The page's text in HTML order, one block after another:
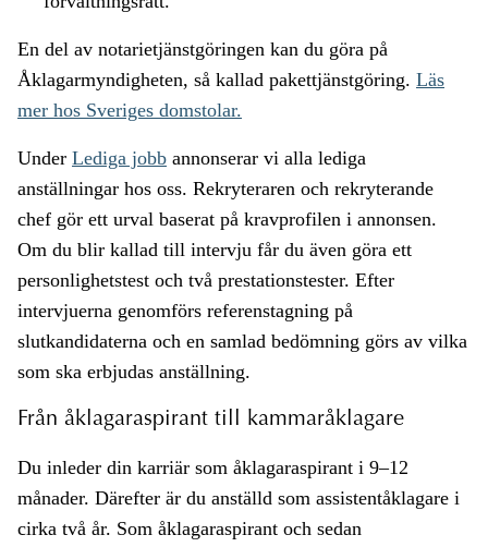
En del av notarietjänstgöringen kan du göra på
Åklagarmyndigheten, så kallad pakettjänstgöring. Läs
mer hos Sveriges domstolar.
Under Lediga jobb annonserar vi alla lediga
anställningar hos oss. Rekryteraren och rekryterande
chef gör ett urval baserat på kravprofilen i annonsen.
Om du blir kallad till intervju får du även göra ett
personlighetstest och två prestationstester. Efter
intervjuerna genomförs referenstagning på
slutkandidaterna och en samlad bedömning görs av vilka
som ska erbjudas anställning.
Från åklagaraspirant till kammaråklagare
Du inleder din karriär som åklagaraspirant i 9–12
månader. Därefter är du anställd som assistentåklagare i
cirka två år. Som åklagaraspirant och sedan